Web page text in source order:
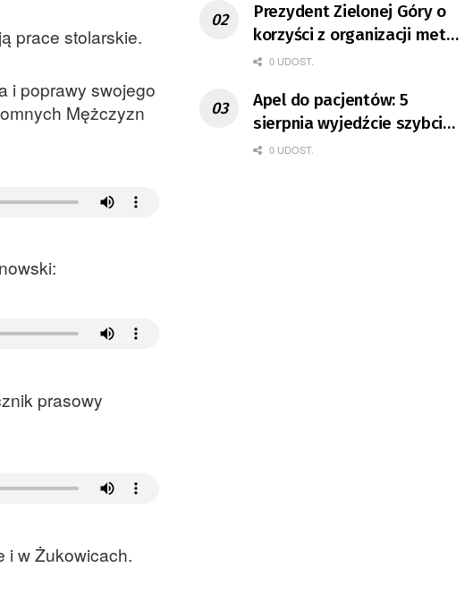
prace stolarskie.
i poprawy swojego
Mężczyzn
prasowy
i w Żukowicach.
Prezydent Zielonej Góry o
korzyści z organizacji mety
Tour de Pologne
0 UDOST.
Apel do pacjentów: 5
sierpnia wyjedźcie szybciej
z domów
0 UDOST.